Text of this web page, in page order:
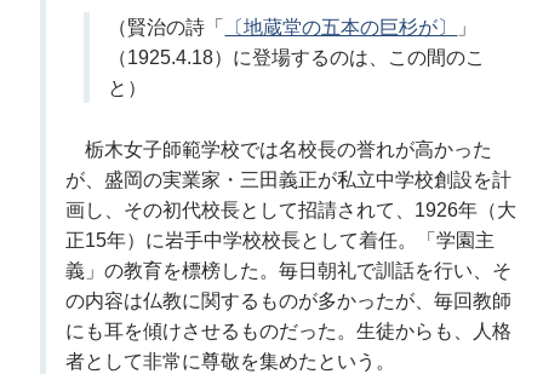
（賢治の詩「 〔地蔵堂の五本の巨杉が〕
」
（1925.4.18）に登場するのは、この間のこ
と）
栃木女子師範学校では名校長の誉れが高かった
が、盛岡の実業家・三田義正が私立中学校創設を計
画し、その初代校長として招請されて、1926年（大
正15年）に岩手中学校校長として着任。「学園主
義」の教育を標榜した。毎日朝礼で訓話を行い、そ
の内容は仏教に関するものが多かったが、毎回教師
にも耳を傾けさせるものだった。生徒からも、人格
者として非常に尊敬を集めたという。